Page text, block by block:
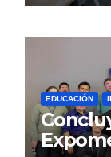
EDUCACIÓN